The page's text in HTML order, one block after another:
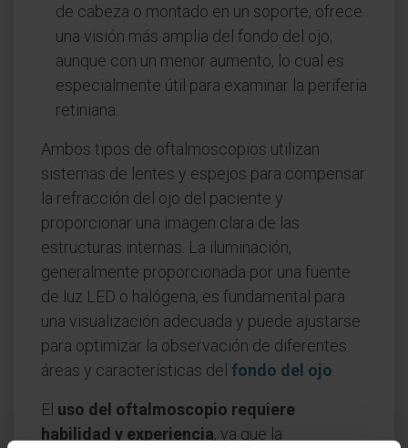
de cabeza o montado en un soporte, ofrece
una visión más amplia del fondo del ojo,
aunque con un menor aumento, lo cual es
especialmente útil para examinar la periferia
retiniana.
Ambos tipos de oftalmoscopios utilizan
sistemas de lentes y espejos para compensar
la refracción del ojo del paciente y
proporcionar una imagen clara de las
estructuras internas. La iluminación,
generalmente proporcionada por una fuente
de luz LED o halógena, es fundamental para
una visualización adecuada y puede ajustarse
para optimizar la observación de diferentes
áreas y características del fondo del ojo
El uso del oftalmoscopio requiere
habilidad y experiencia, ya que la